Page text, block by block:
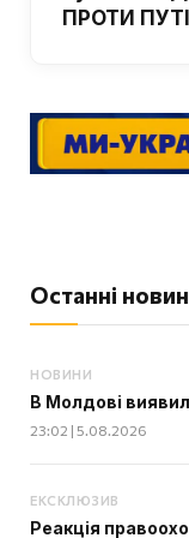
ПРОТИ
Останні
НОВИНИ
В Молдові
23:02 | 5.08.2026
ЕКСКЛЮЗИВ
Реакція